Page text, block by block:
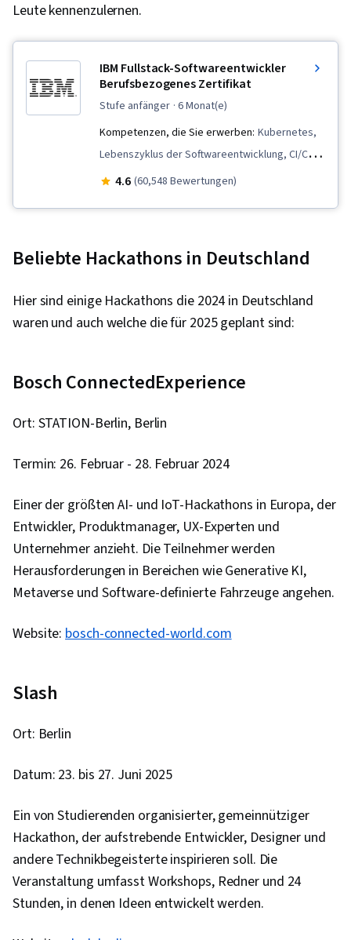
Leute kennenzulernen.
IBM Fullstack-Softwareentwickler
Berufsbezogenes Zertifikat
stufe anfänger · 6 Monat(e)
Kompetenzen, die Sie erwerben: Kubernetes,
Lebenszyklus der Softwareentwicklung, CI/CD,
Cloud-natives Computing, Daten
Node.JS, Cloud Computing, Einheitliche Prüfung,
OpenShift, Istio, Daten-Ethik, Objekt-
Relationales Mapping, Cloud-Bereitstellung,
Containerisierung, Docker (Software),
Infrastruktur-Architektur, Datenspeicherung,
Cloud-Dienste, Cloud-Technologien, Cloud-
Cloud-Standards, Architektur des Cloud
Datenspeicherung, Cloud-Plattformen,
Anwendungsprogrammierschnittstelle (API),
Python-Programmierung, Flask (Web-
Framework), AI-Integrationen, Grundsätze der
Programmierung, Web-Entwicklung,
Entwicklungsumgebungen, Künstliche
Microservices, Devops-Werkzeuge, GitHub,
Software-Versionierung, Kollaborative
Software, Django (Web-Framework), Relationale
Datenbanken, SQL, Bootstrap (Front-End-
Framework), Full-Stack Web-Entwicklung,
Datenbanken, Beglaubigungen, Datenbank-
4.6 (60,548 Bewertungen)
Beliebte Hackathons in Deutschland
Hier sind einige Hackathons die 2024 in Deutschland
waren und auch welche die für 2025 geplant sind:
Bosch ConnectedExperience
Ort: STATION-Berlin, Berlin
Termin: 26. Februar - 28. Februar 2024
Einer der größten AI- und IoT-Hackathons in Europa, der
Entwickler, Produktmanager, UX-Experten und
Unternehmer anzieht. Die Teilnehmer werden
Herausforderungen in Bereichen wie Generative KI,
Metaverse und Software-definierte Fahrzeuge angehen.
Website:bosch-connected-world.com
Slash
Ort: Berlin
Datum: 23. bis 27. Juni 2025
Ein von Studierenden organisierter, gemeinnütziger
Hackathon, der aufstrebende Entwickler, Designer und
andere Technikbegeisterte inspirieren soll. Die
Veranstaltung umfasst Workshops, Redner und 24
Stunden, in denen Ideen entwickelt werden.